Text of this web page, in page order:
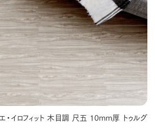
・イロフィット 木目調 尺五 10mm厚 トゥルグ